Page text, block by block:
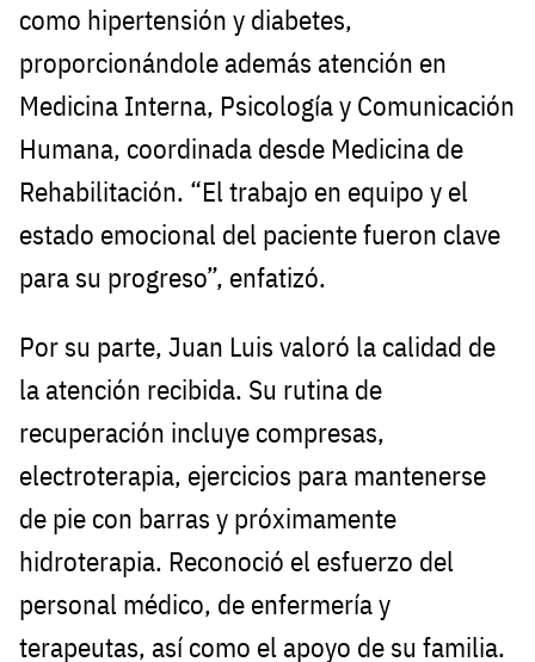
como hipertensión y diabetes,
proporcionándole además atención en
Medicina Interna, Psicología y Comunicación
Humana, coordinada desde Medicina de
Rehabilitación. “El trabajo en equipo y el
estado emocional del paciente fueron clave
para su progreso”, enfatizó.
Por su parte, Juan Luis valoró la calidad de
la atención recibida. Su rutina de
recuperación incluye compresas,
electroterapia, ejercicios para mantenerse
de pie con barras y próximamente
hidroterapia. Reconoció el esfuerzo del
personal médico, de enfermería y
terapeutas, así como el apoyo de su familia.